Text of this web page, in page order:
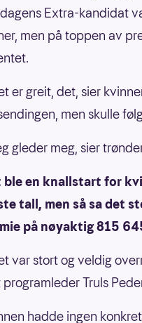
Extra-kandidat
men på toppen av
er greit, det, sier
men skulle
gleder meg, sier
ble en knallstart for
tall, men så sa det
på nøyaktig 815
var stort og veldig
programleder Truls
hadde ingen